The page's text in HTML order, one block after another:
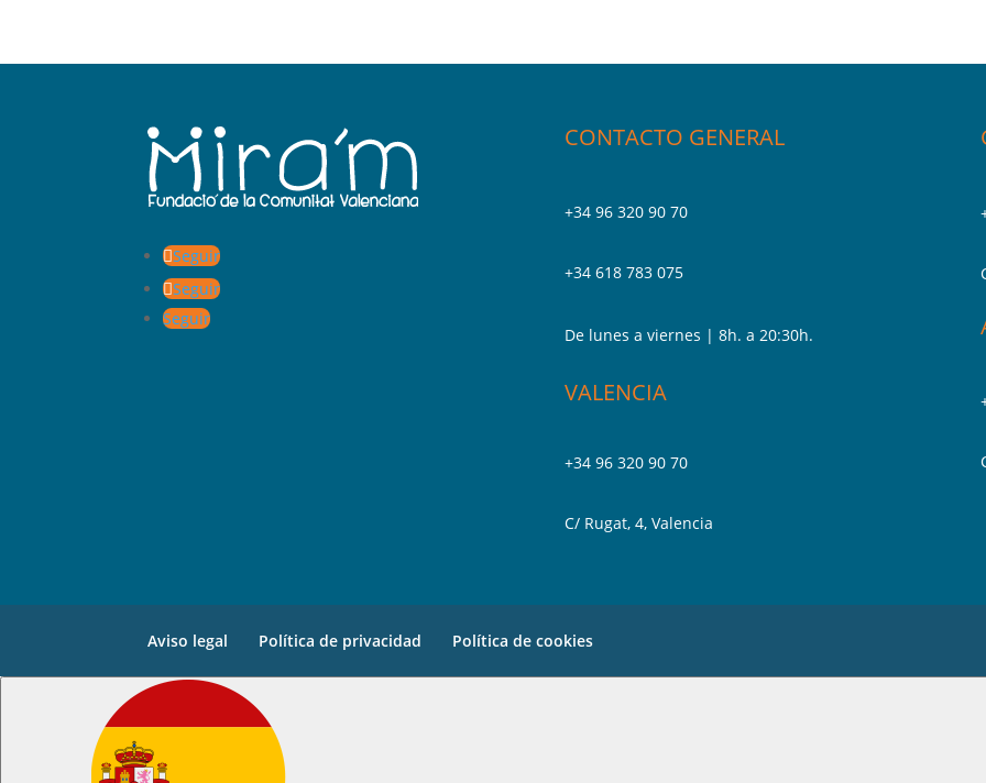
Seguir
Seguir
Seguir
CONTACTO GENERAL
+34 96 320 90 70
+34 618 783 075
De lunes a viernes | 8h. a 20:30h.
VALENCIA
+34 96 320 90 70
C/ Rugat, 4, Valencia
Aviso legal Política de privacidad Política de cookies